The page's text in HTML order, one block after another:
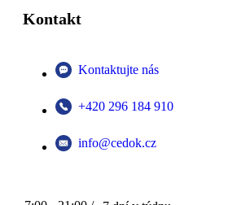
Kontakt
Kontaktujte nás
+420 296 184 910
info@cedok.cz